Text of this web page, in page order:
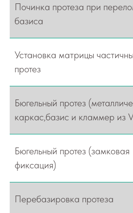
Починка протеза при
базиса
Установка матрицы
протез
Бюгельный протез
каркас,базис и кламмер из
Бюгельный протез (замковая
фиксация)
Перебазировка протеза